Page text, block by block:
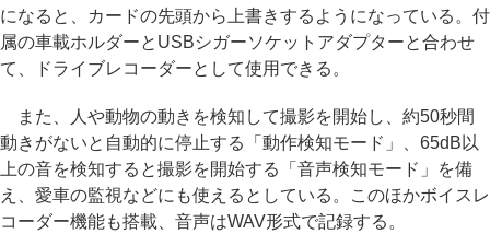
になると、カードの先頭から上書きするようになっている。付
属の車載ホルダーとUSBシガーソケットアダプターと合わせ
て、ドライブレコーダーとして使用できる。
また、人や動物の動きを検知して撮影を開始し、約50秒間
動きがないと自動的に停止する「動作検知モード」、65dB以
上の音を検知すると撮影を開始する「音声検知モード」を備
え、愛車の監視などにも使えるとしている。このほかボイスレ
コーダー機能も搭載、音声はWAV形式で記録する。